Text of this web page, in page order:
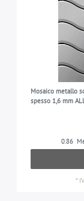
Mosaico metallo
spesso 1,6 mm
0.86
*